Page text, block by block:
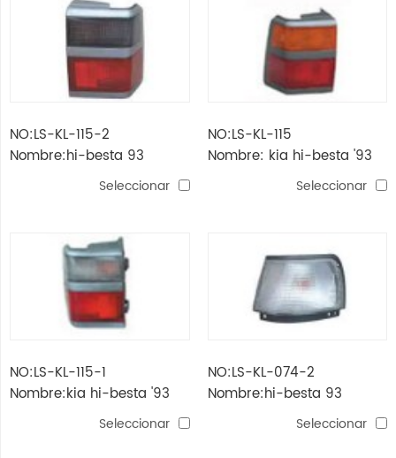
NO:LS-KL-115-2
Nombre:hi-besta 93
"lámpara de colaSeleccionar
NO:LS-KL-115
Nombre: kia hi-besta '93
Seleccionar
NO:LS-KL-115-1
Nombre:kia hi-besta '93
Seleccionar
NO:LS-KL-074-2
Nombre:hi-besta 93
"lampara de esquina
Seleccionar